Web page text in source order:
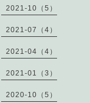
2021-10（5）
2021-07（4）
2021-04（4）
2021-01（3）
2020-10（5）